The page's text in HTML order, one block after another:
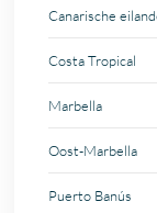
Canarische
Costa Tropical
Marbella
Oost-Marbella
Puerto Banús